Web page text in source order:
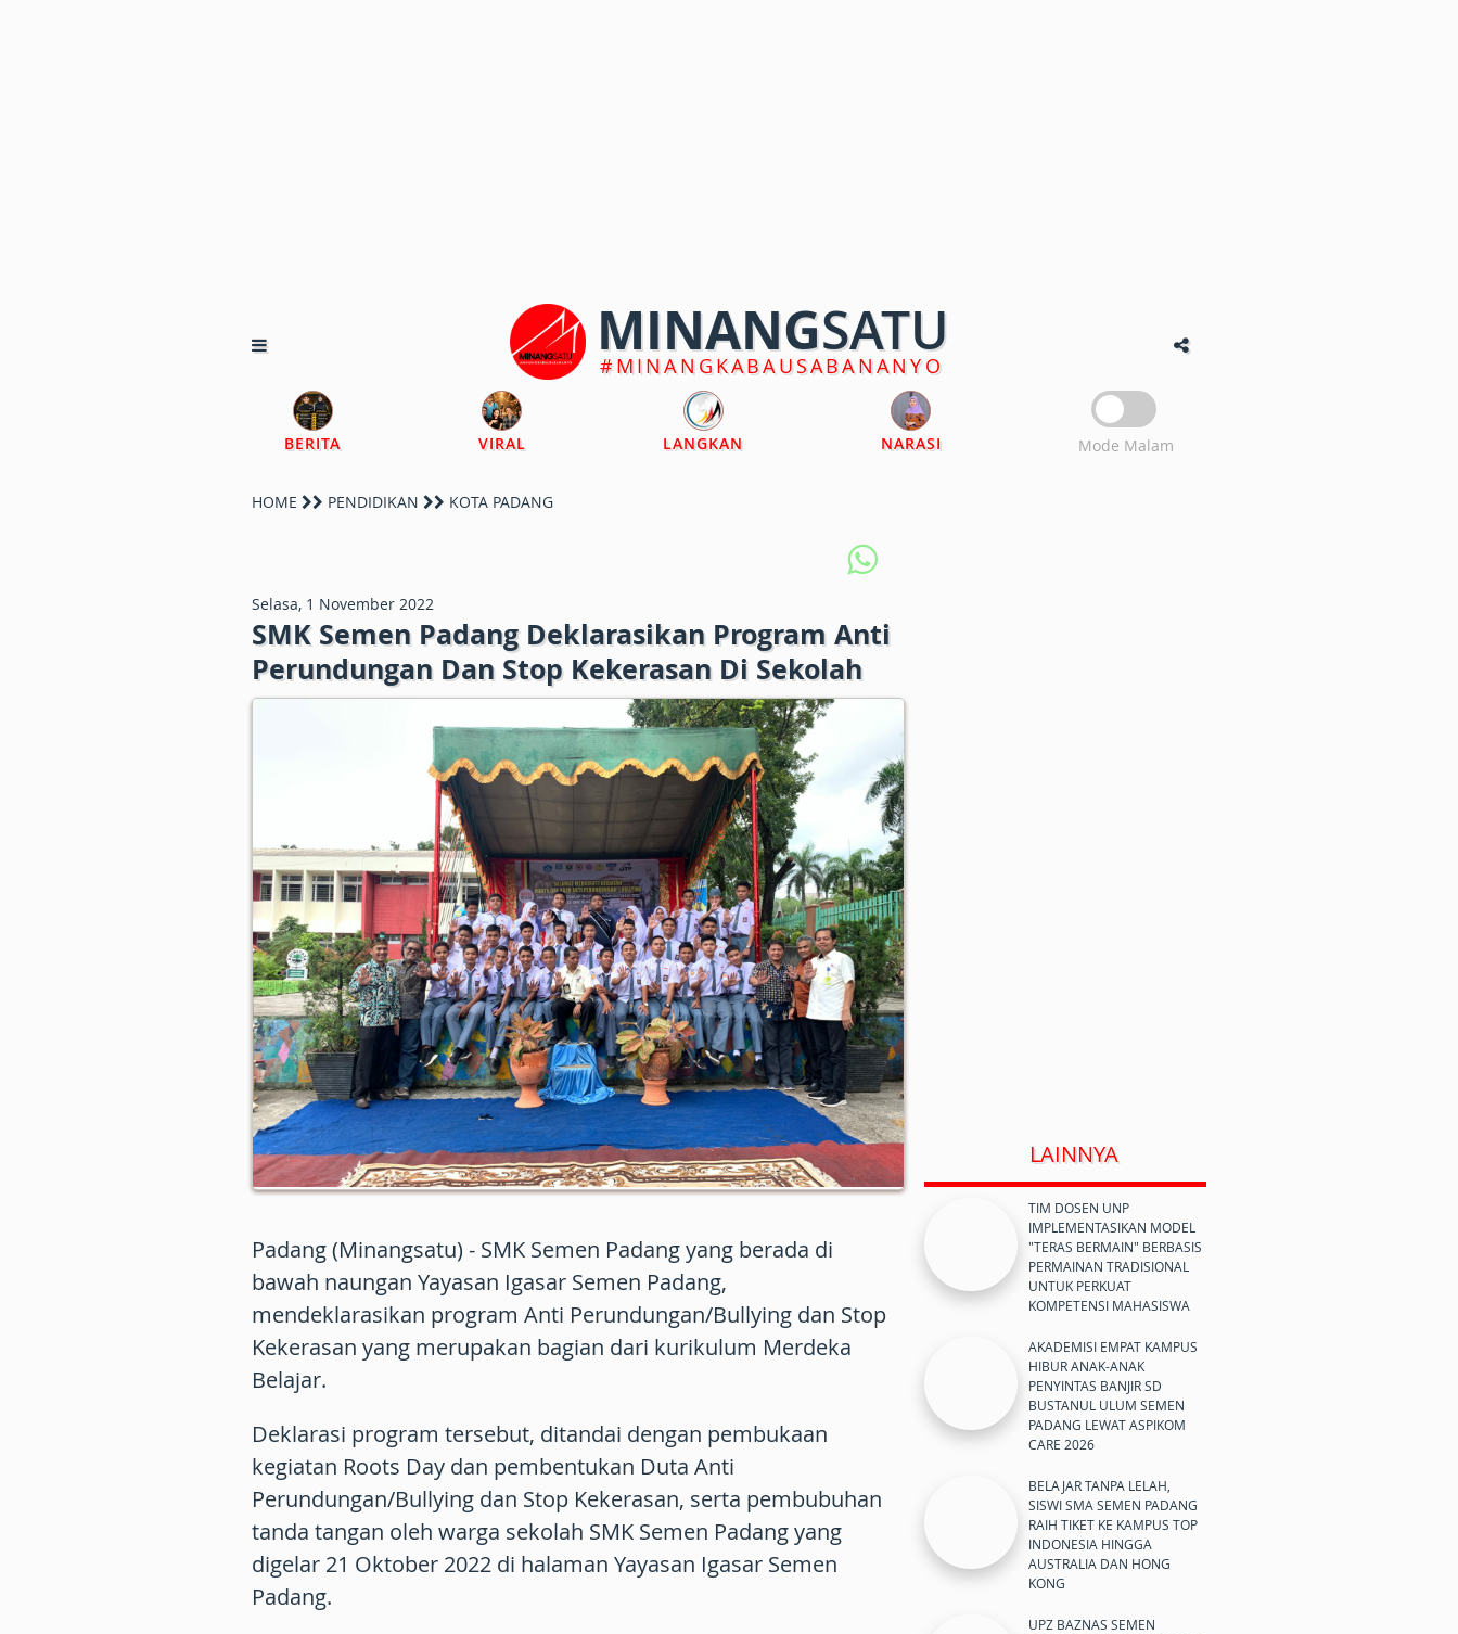
MINANGSATU
#MINANGKABAUSABANANYO
BERITA VIRAL LANGKAN NARASI Mode Malam
HOME PENDIDIKAN KOTA PADANG
Selasa, 1 November 2022
SMK Semen Padang Deklarasikan Program Anti
Perundungan Dan Stop Kekerasan Di Sekolah
Padang (Minangsatu) - SMK Semen Padang yang berada di
bawah naungan Yayasan Igasar Semen Padang,
mendeklarasikan program Anti Perundungan/Bullying dan Stop
Kekerasan yang merupakan bagian dari kurikulum Merdeka
Belajar.
Deklarasi program tersebut, ditandai dengan pembukaan
kegiatan Roots Day dan pembentukan Duta Anti
Perundungan/Bullying dan Stop Kekerasan, serta pembubuhan
tanda tangan oleh warga sekolah SMK Semen Padang yang
digelar 21 Oktober 2022 di halaman Yayasan Igasar Semen
Padang.
LAINNYA
TIM DOSEN UNP
IMPLEMENTASIKAN MODEL
"TERAS BERMAIN" BERBASIS
PERMAINAN TRADISIONAL
UNTUK PERKUAT
KOMPETENSI MAHASISWA
AKADEMISI EMPAT KAMPUS
HIBUR ANAK-ANAK
PENYINTAS BANJIR SD
BUSTANUL ULUM SEMEN
PADANG LEWAT ASPIKOM
CARE 2026
BELAJAR TANPA LELAH,
SISWI SMA SEMEN PADANG
RAIH TIKET KE KAMPUS TOP
INDONESIA HINGGA
AUSTRALIA DAN HONG
KONG
UPZ BAZNAS SEMEN